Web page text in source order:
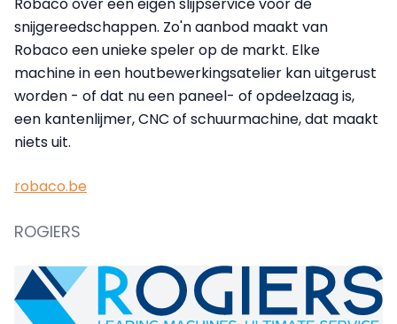
snijgereedschappen. Zo'n aanbod maakt van
Robaco een unieke speler op de markt. Elke
machine in een houtbewerkingsatelier kan uitgerust
worden - of dat nu een paneel- of opdeelzaag is,
een kantenlijmer, CNC of schuurmachine, dat maakt
niets uit.
robaco.be
ROGIERS